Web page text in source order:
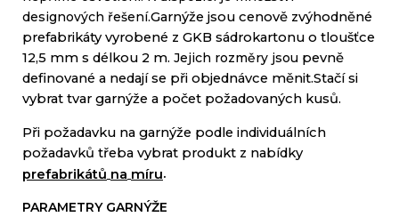
designových řešení.Garnýže jsou cenově zvýhodněné
prefabrikáty vyrobené z GKB sádrokartonu o tloušťce
12,5 mm s délkou 2 m. Jejich rozměry jsou pevně
definované a nedají se při objednávce měnit.Stačí si
vybrat tvar garnýže a počet požadovaných kusů.
Při požadavku na garnýže podle individuálních
požadavků třeba vybrat produkt z nabídky
prefabrikátů na míru.
PARAMETRY GARNÝŽE